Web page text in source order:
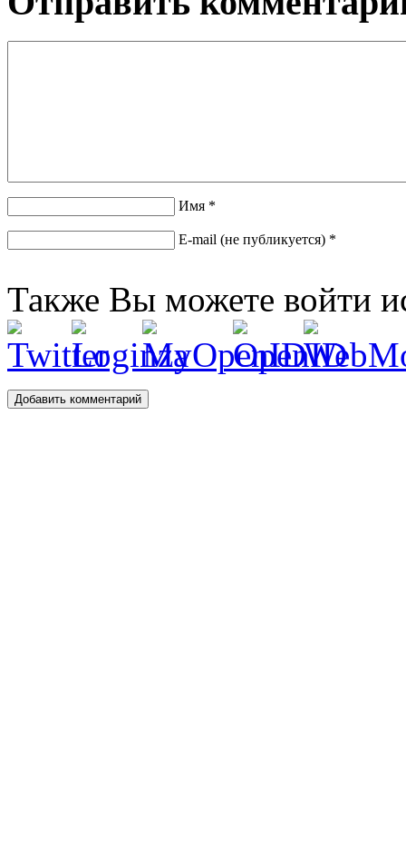
Имя *
E-mail (не публикуется) *
Также Вы можете войти